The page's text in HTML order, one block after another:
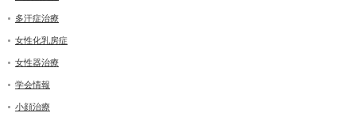
多汗症治療
女性化乳房症
女性器治療
学会情報
小顔治療